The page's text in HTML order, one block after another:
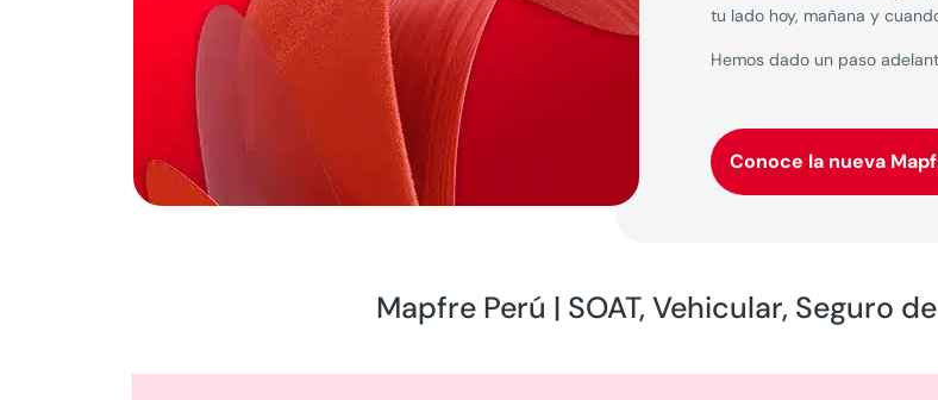
tu lado hoy, mañana y
Hemos dado un paso
Conoce la nueva
Mapfre Perú | SOAT, Vehicular, Seguro